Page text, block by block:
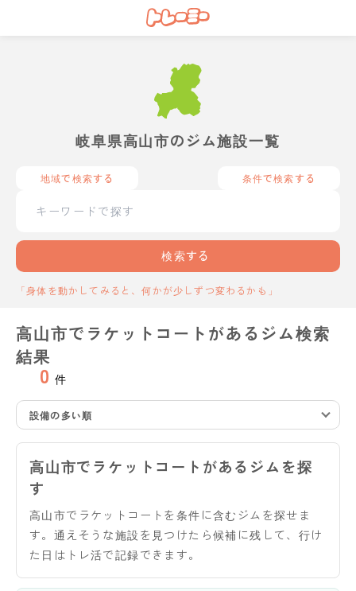
岐阜県高山市のジム施設一覧
地域で検索する 条件で検索する
検索する
「身体を動かしてみると、何かが少しずつ変わるかも」
高山市でラケットコートがあるジム検索
結果
0 件
設備の多い順
高山市でラケットコートがあるジムを探
す
高山市でラケットコートを条件に含むジムを探せま
す。通えそうな施設を見つけたら候補に残して、行け
た日はトレ活で記録できます。